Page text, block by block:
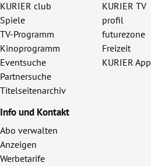
KURIER club
Spiele
TV-Programm
Kinoprogramm
Eventsuche
Partnersuche
Titelseitenarchiv
KURIER TV
profil
futurezone
Freizeit
KURIER App
Info und Kontakt
Abo verwalten
Anzeigen
Werbetarife